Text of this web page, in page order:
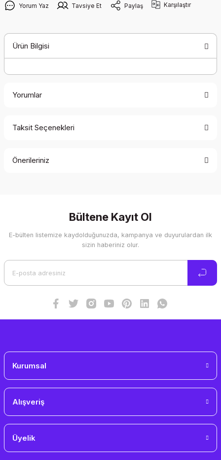
Yorum Yaz Tavsiye Et Paylaş Karşılaştır
Ürün Bilgisi
Yorumlar
Taksit Seçenekleri
Önerileriniz
Görüş ve önerileriniz için teşekkür ederiz.
Ürün resmi kalitesiz, bozuk veya görüntülenemiyor.
Bültene Kayıt Ol
E-bülten listemize kaydolduğunuzda, kampanya ve duyurulardan ilk
sizin haberiniz olur.
Kurumsal
Alışveriş
Üyelik